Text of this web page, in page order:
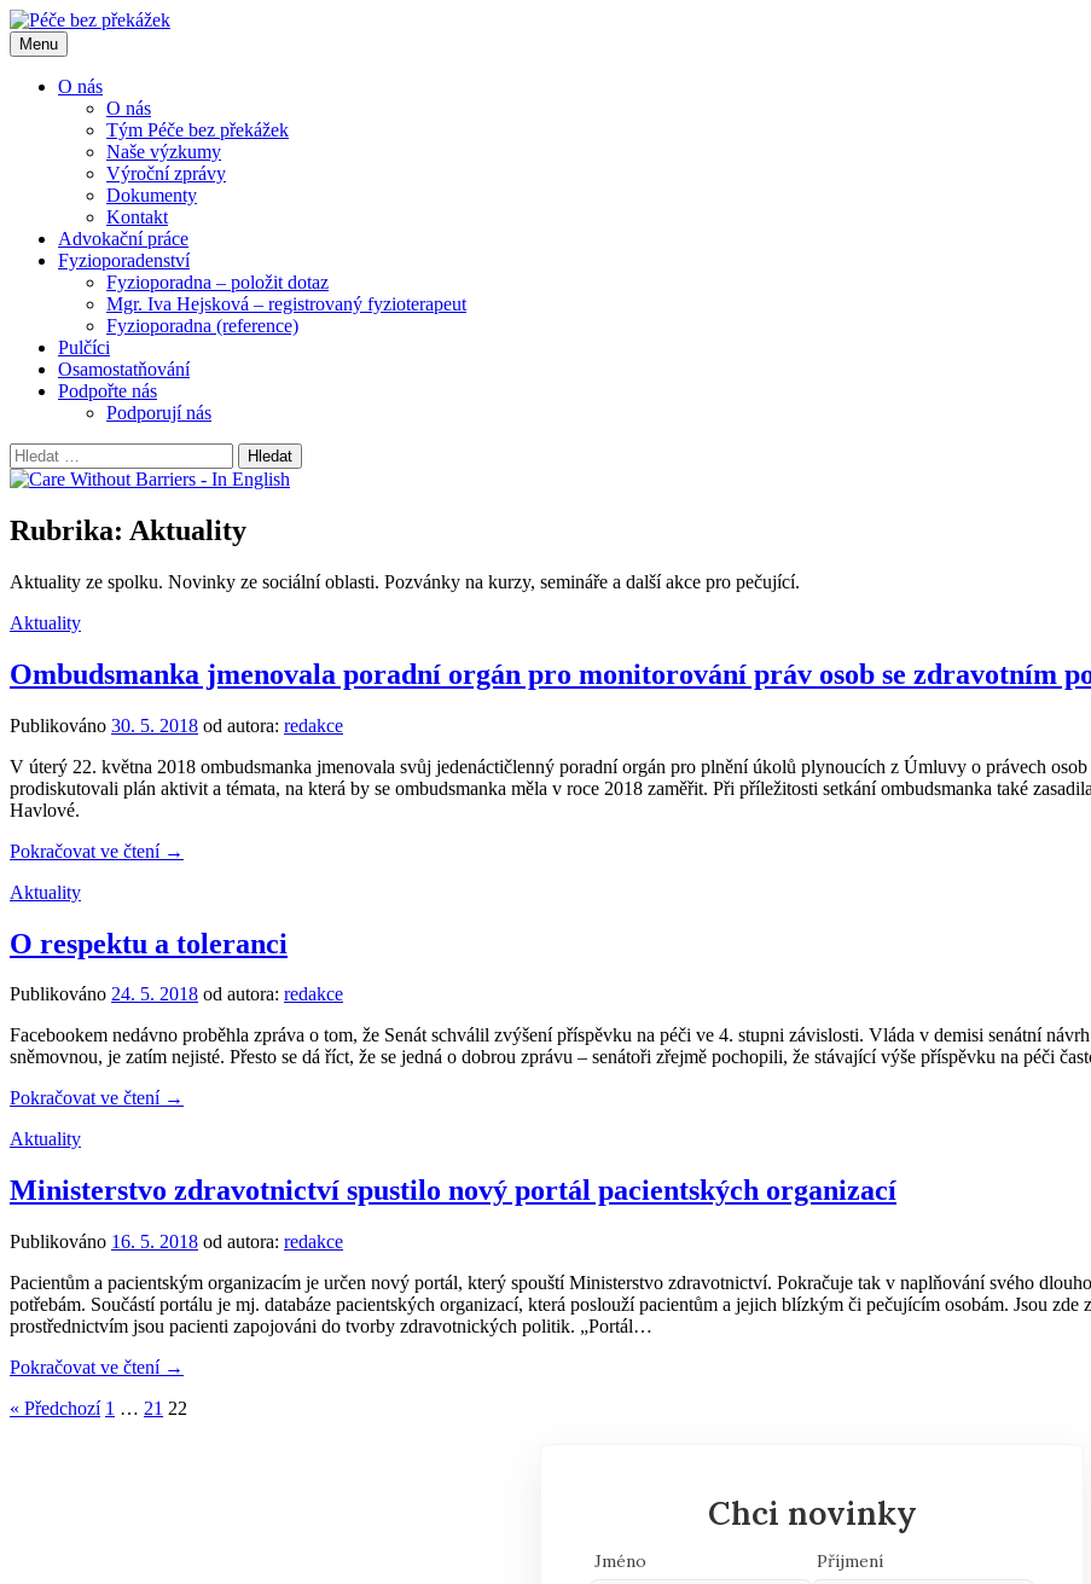
Přejít
k
obsahu
webu
Menu
O nás
O nás
Tým Péče bez překážek
Naše výzkumy
Výroční zprávy
Dokumenty
Kontakt
Advokační práce
Fyzioporadenství
Fyzioporadna – položit dotaz
Mgr. Iva Hejsková – registrovaný fyzioterapeut
Fyzioporadna (reference)
Pulčíci
Osamostatňování
Podpořte nás
Podporují nás
Vyhledávání
Rubrika: Aktuality
Aktuality ze spolku. Novinky ze sociální oblasti. Pozvánky na kurzy, semináře a další akce pro pečující.
Aktuality
Ombudsmanka jmenovala poradní orgán pro monitorování práv osob se zdravotním
Publikováno 30. 5. 2018 od autora: redakce
V úterý 22. května 2018 ombudsmanka jmenovala svůj jedenáctičlenný poradní orgán pro plnění úkolů plynoucích z Úmluvy o právech
prodiskutovali plán aktivit a témata, na která by se ombudsmanka měla v roce 2018 zaměřit. Při příležitosti setkání ombudsmanka také
Havlové.
Pokračovat ve čtení →
Aktuality
O respektu a toleranci
Publikováno 24. 5. 2018 od autora: redakce
Facebookem nedávno proběhla zpráva o tom, že Senát schválil zvýšení příspěvku na péči ve 4. stupni závislosti. Vláda v demisi senátní
sněmovnou, je zatím nejisté. Přesto se dá říct, že se jedná o dobrou zprávu – senátoři zřejmě pochopili, že stávající výše příspěvku na péči
Pokračovat ve čtení →
Aktuality
Ministerstvo zdravotnictví spustilo nový portál pacientských organizací
Publikováno 16. 5. 2018 od autora: redakce
Pacientům a pacientským organizacím je určen nový portál, který spouští Ministerstvo zdravotnictví. Pokračuje tak v naplňování svého
potřebám. Součástí portálu je mj. databáze pacientských organizací, která poslouží pacientům a jejich blízkým či pečujícím osobám. Jsou
prostřednictvím jsou pacienti zapojováni do tvorby zdravotnických politik. „Portál…
Pokračovat ve čtení →
Navigace
« Předchozí 1 … 21 22
Chci novinky
Jméno Příjmení